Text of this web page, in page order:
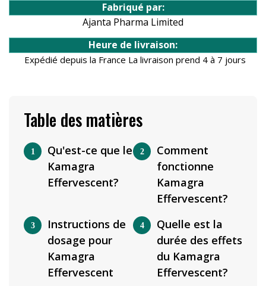
Fabriqué par:
Ajanta Pharma Limited
Heure de livraison:
Expédié depuis la France La livraison prend 4 à 7 jours
Table des matières
Qu'est-ce que le
Kamagra
Effervescent?
Comment
fonctionne
Kamagra
Effervescent?
Instructions de
dosage pour
Kamagra
Effervescent
Quelle est la
durée des effets
du Kamagra
Effervescent?